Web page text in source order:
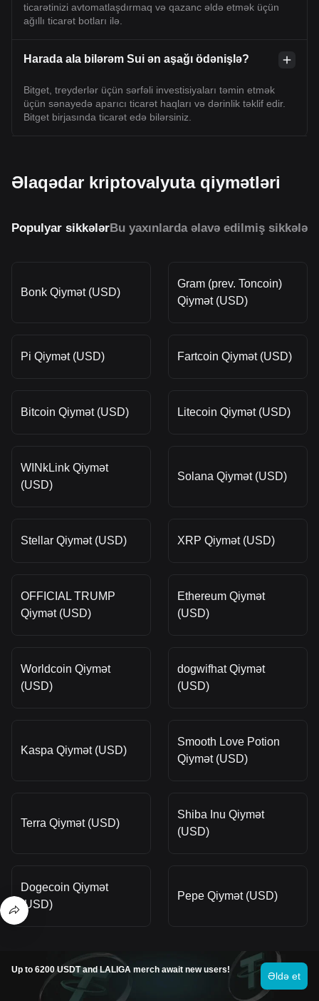
ticarətinizi avtomatlaşdırmaq və qazanc əldə etmək üçün
ağıllı ticarət botları ilə.
Harada ala bilərəm Sui ən aşağı ödənişlə?
Bitget, treyderlər üçün sərfəli investisiyaları təmin etmək
üçün sənayedə aparıcı ticarət haqları və dərinlik təklif edir.
Bitget birjasında ticarət edə bilərsiniz.
Əlaqədar kriptovalyuta qiymətləri
Populyar sikkələrBu yaxınlarda əlavə edilmiş sikkələr
Bonk Qiymət (USD)
Gram (prev. Toncoin)
Qiymət (USD)
Pi Qiymət (USD) Fartcoin Qiymət (USD)
Bitcoin Qiymət (USD) Litecoin Qiymət (USD)
WINkLink Qiymət
(USD)
Solana Qiymət (USD)
Stellar Qiymət (USD) XRP Qiymət (USD)
OFFICIAL TRUMP
Qiymət (USD)
Ethereum Qiymət
(USD)
Worldcoin Qiymət
(USD)
dogwifhat Qiymət
(USD)
Kaspa Qiymət (USD)
Smooth Love Potion
Qiymət (USD)
Terra Qiymət (USD)
Shiba Inu Qiymət
(USD)
Dogecoin Qiymət
(USD)
Pepe Qiymət (USD)
Hardan ala bilərəm Sui (SUI)?
Up to 6200 USDT and LALIGA merch await new users!
Əldə et